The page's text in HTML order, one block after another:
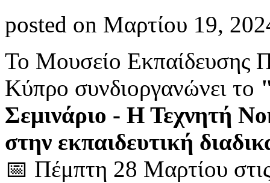
posted on Μαρτίου 19,
Το Μουσείο Εκπαίδευσης
Κύπρο συνδιοργανώνει το
Σεμινάριο - Η Τεχνητή
στην εκπαιδευτική
📅 Πέμπτη 28 Μαρτίου